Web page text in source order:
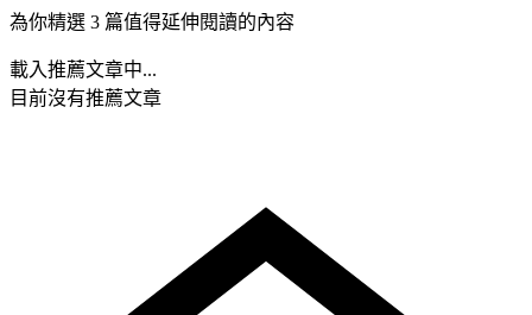
為你精選 3 篇值得延伸閱讀的內容
載入推薦文章中...
目前沒有推薦文章